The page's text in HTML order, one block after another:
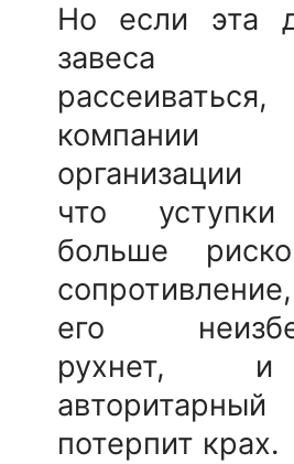
Но если эта
завеса
организации
что
больше
его
рухнет,
потерпит крах.